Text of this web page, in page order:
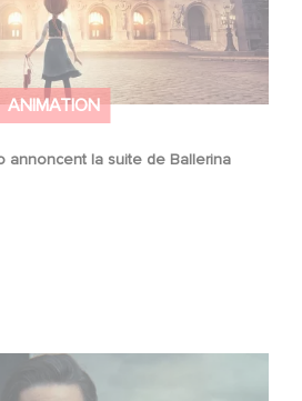
ANIMATION
annoncent la suite de Ballerina
dès maintenant sur Netflix